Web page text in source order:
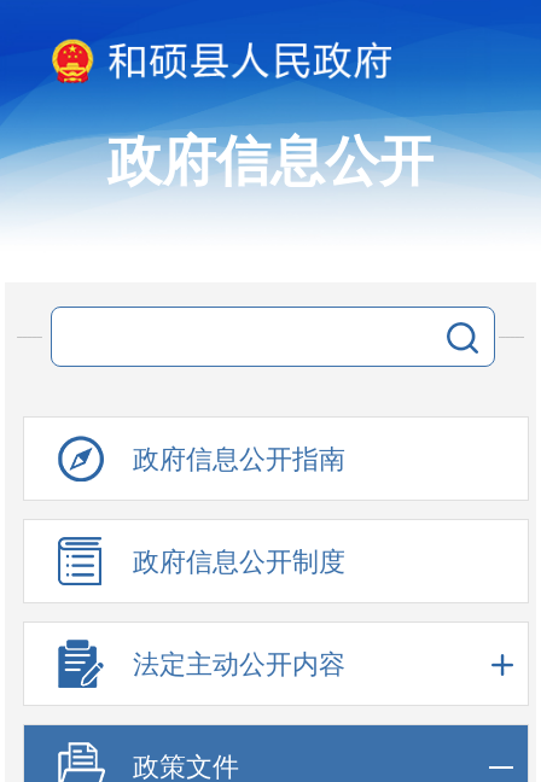
政府信息公开
政府信息公开指南
政府信息公开制度
法定主动公开内容
政策文件